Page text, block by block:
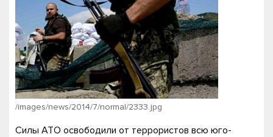
/images/news/2014/7/normal/2333.jpg
Силы АТО освободили от террористов всю юго-